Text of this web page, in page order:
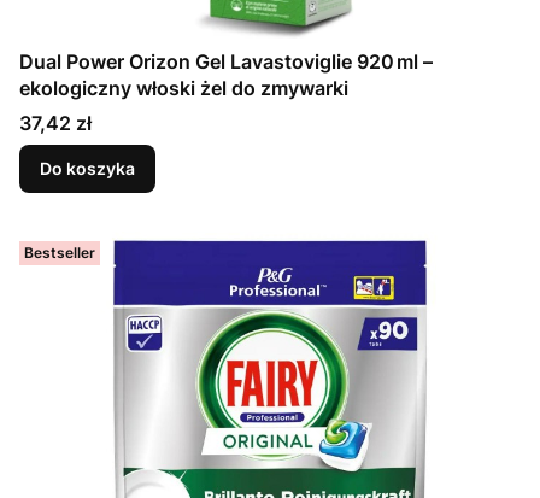
Dual Power Orizon Gel Lavastoviglie 920 ml –
ekologiczny włoski żel do zmywarki
Cena
37,42 zł
Do koszyka
Bestseller